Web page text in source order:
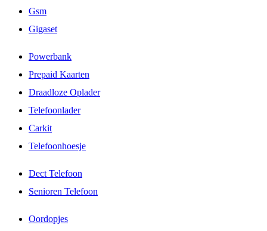
Gsm
Gigaset
Powerbank
Prepaid Kaarten
Draadloze Oplader
Telefoonlader
Carkit
Telefoonhoesje
Dect Telefoon
Senioren Telefoon
Oordopjes